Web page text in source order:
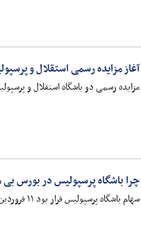
آغاز مزایده رسمی استقلال و
مزایده رسمی دو باشگاه استقلال و
چرا باشگاه پرسپولیس در بورس
سهام باشگاه پرسپولیس قرار بود ۱۱ فروردین عرضه شود اما با وجود عرضه خریداری برای سهام این باشگاه که بیشتر از استقلال قیمت‌گذاری شده پیدا نشد!